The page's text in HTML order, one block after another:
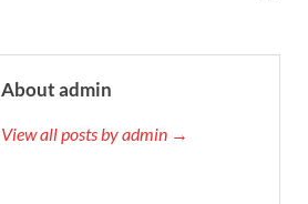
About admin
View all posts by admin →